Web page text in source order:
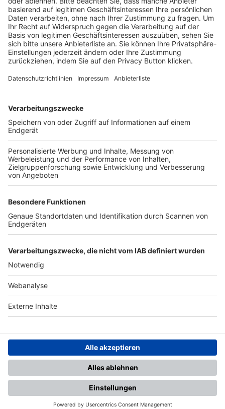
BFV-Geschäftsstellen
Trainerbörse
Login SpielPlus
FOLGE DEM BFV
TOP-VEREINE
TOP-PARTNER
SFV DFB
Nutzungsbedingungen Datenschutz Impressum
Ihr Gerät wird möglicherweise
nicht vollständig unterstützt.
Für die beste Nutzung empfehlen
wir ein kompatibles Gerät oder
einen aktuellen Browser.